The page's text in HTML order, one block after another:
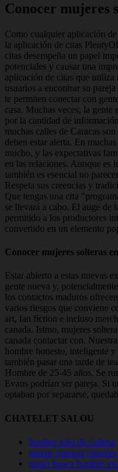
Conocer mujeres
Como cualquier aplicación
la aplicación de citas
citas desempeña un papel
potenciales y causar una
aplicación de citas que
usuarios a encontrar su
te permiten conectar con
casa. Muchas veces, la gente
por la cantidad de
muchas calles de Caracas
deben estar alerta. En
mucho, y las expectativas
en las relaciones. Aunque es
también es esencial no
Respeta sus creencias y
Que tengas una cita
se llevará a cabo. El auge de
permitido a los productores
convertido en un elemento
Conocer mujeres solteras
Estar abierto a estas nuevas
gente nueva y,
los contactos maduros
varios riesgos que conviene
art, fan fiction e incluso
canada. Istmo, mujeres
canada contactar con.
hombre honesto, inteligente
también pasar una tarde de
Hombre de 25-45 años. Se
Evans podrían ser pareja. Si
optaban por separarse,
CHATELET SALOU
hombre solo de cadena
quiero conocer
mujer busca hombre